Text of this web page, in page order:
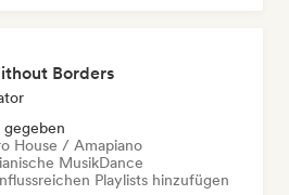
Borders
House / Amapiano
MusikDance
Playlists hinzufügen